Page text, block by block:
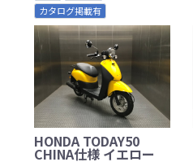
カタログ掲載有
HONDA TODAY50
CHINA仕様 イエロー